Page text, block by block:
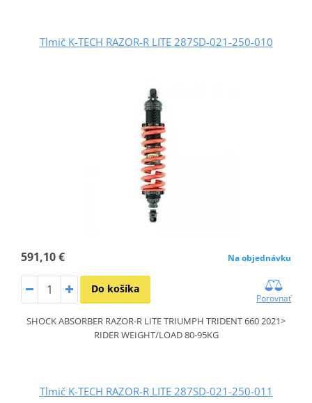
Tlmič K-TECH RAZOR-R LITE 287SD-021-250-010
591,10 € Na objednávku
Do košíka
Porovnať
SHOCK ABSORBER RAZOR-R LITE TRIUMPH TRIDENT 660 2021>
RIDER WEIGHT/LOAD 80-95KG
Tlmič K-TECH RAZOR-R LITE 287SD-021-250-011